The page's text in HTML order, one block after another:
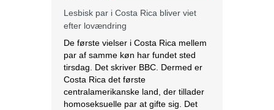
Lesbisk par i Costa Rica bliver viet
efter lovændring
De første vielser i Costa Rica mellem
par af samme køn har fundet sted
tirsdag. Det skriver BBC. Dermed er
Costa Rica det første
centralamerikanske land, der tillader
homoseksuelle par at gifte sig. Det